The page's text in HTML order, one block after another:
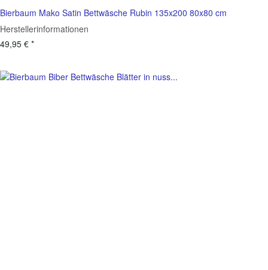
Bierbaum Mako Satin Bettwäsche Rubin 135x200 80x80 cm
Herstellerinformationen
49,95 € *